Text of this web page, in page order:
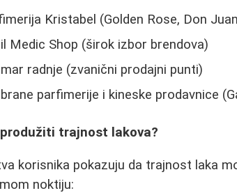
Kristabel (Golden Rose, Don
Medic Shop (širok izbor brendova)
radnje (zvanični prodajni punti)
parfimerije i kineske prodavnice
trajnost lakova?
korisnika pokazuju da trajnost laka
noktiju: